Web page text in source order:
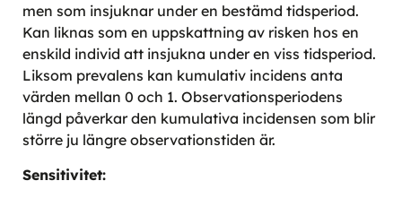
men som insjuknar under en bestämd tidsperiod.
Kan liknas som en uppskattning av risken hos en
enskild individ att insjukna under en viss tidsperiod.
Liksom prevalens kan kumulativ incidens anta
värden mellan 0 och 1. Observationsperiodens
längd påverkar den kumulativa incidensen som blir
större ju längre observationstiden är.
Sensitivitet: